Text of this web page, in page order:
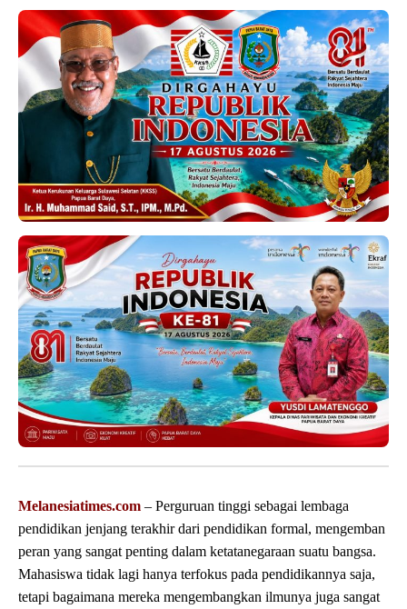
Melanesiatimes.com – Perguruan tinggi sebagai lembaga
pendidikan jenjang terakhir dari pendidikan formal, mengemban
peran yang sangat penting dalam ketatanegaraan suatu bangsa.
Mahasiswa tidak lagi hanya terfokus pada pendidikannya saja,
tetapi bagaimana mereka mengembangkan ilmunya juga sangat